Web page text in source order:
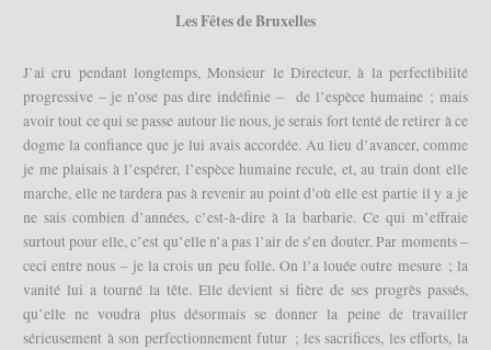
Les Fêtes de Bruxelles
J’ai cru pendant longtemps, Monsieur le Directeur, à la perfectibilité
progressive – je n’ose pas dire indéfinie – de l’espèce humaine ; mais
avoir tout ce qui se passe autour lie nous, je serais fort tenté de retirer à ce
dogme la confiance que je lui avais accordée. Au lieu d’avancer, comme
je me plaisais à l’espérer, l’espèce humaine recule, et, au train dont elle
marche, elle ne tardera pas à revenir au point d’où elle est partie il y a je
ne sais combien d’années, c’est-à-dire à la barbarie. Ce qui m’effraie
surtout pour elle, c’est qu’elle n’a pas l’air de s’en douter. Par moments –
ceci entre nous – je la crois un peu folle. On l’a louée outre mesure ; la
vanité lui a tourné la tête. Elle devient si fière de ses progrès passés,
qu’elle ne voudra plus désormais se donner la peine de travailler
sérieusement à son perfectionnement futur ; les sacrifices, les efforts, la